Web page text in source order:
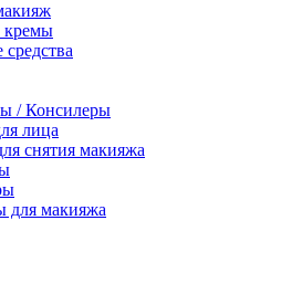
кремы
/ Консилеры
лица
снятия макияжа
для макияжа